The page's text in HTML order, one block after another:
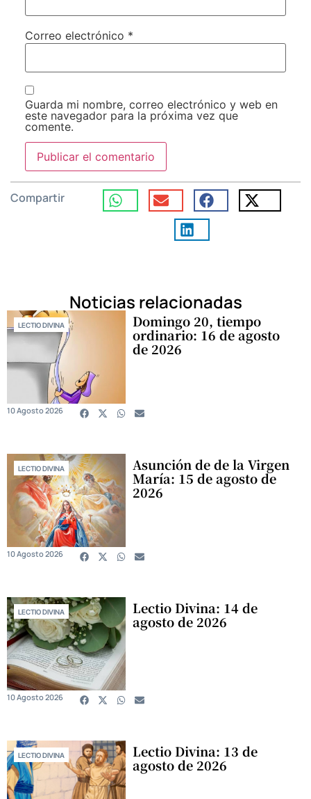
Correo electrónico *
Guarda mi nombre, correo electrónico y web en
este navegador para la próxima vez que
comente.
Compartir
Noticias relacionadas
LECTIO DIVINA Domingo 20, tiempo
ordinario: 16 de agosto
de 2026
10 Agosto 2026
LECTIO DIVINA Asunción de de la Virgen
María: 15 de agosto de
2026
10 Agosto 2026
LECTIO DIVINA Lectio Divina: 14 de
agosto de 2026
10 Agosto 2026
LECTIO DIVINA Lectio Divina: 13 de
agosto de 2026